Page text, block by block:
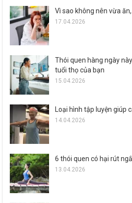
Vì sao không nên vừa
17.04.2026
Thói quen hàng ngày
tuổi thọ của bạn
15.04.2026
Loại hình tập luyện giúp
14.04.2026
6 thói quen có hại rút
13.04.2026